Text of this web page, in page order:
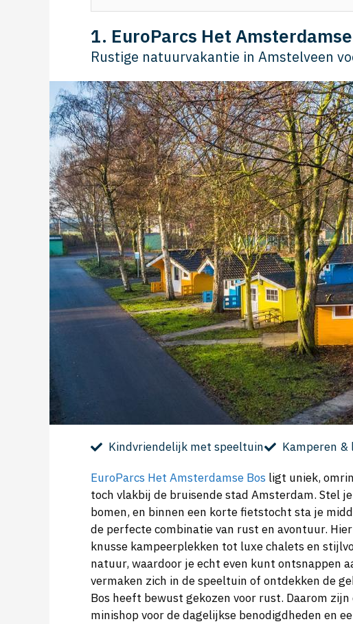
1. EuroParcs Het
Rustige natuurvakantie in Amstelveen
Kindvriendelijk met speeltuin Kamperen &
EuroParcs Het Amsterdamse Bos ligt uniek,
toch vlakbij de bruisende stad Amsterdam. Stel
bomen, en binnen een korte fietstocht sta je
de perfecte combinatie van rust en avontuur.
knusse kampeerplekken tot luxe chalets en
natuur, waardoor je echt even kunt ontsnappen
vermaken zich in de speeltuin of ontdekken de
Bos heeft bewust gekozen voor rust. Daarom
minishop voor de dagelijkse benodigdheden en